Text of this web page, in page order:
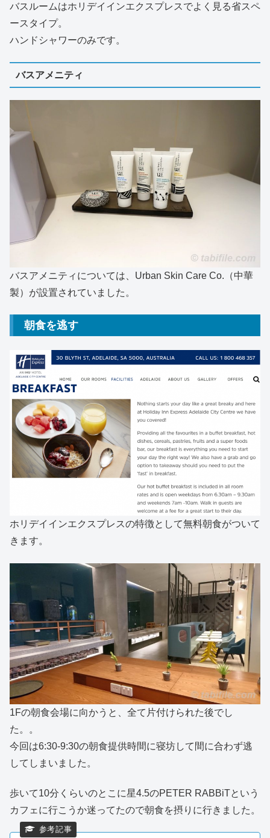
バスルームはホリデイインエクスプレスでよく見る省スペ
ースタイプ。
ハンドシャワーのみです。
バスアメニティ
バスアメニティについては、Urban Skin Care Co.（中華
製）が設置されていました。
朝食を逃す
ホリデイインエクスプレスの特徴として無料朝食がついて
きます。
1Fの朝食会場に向かうと、全て片付けられた後でし
た。。
今回は6:30-9:30の朝食提供時間に寝坊して間に合わず逃
してしまいました。
歩いて10分くらいのとこに星4.5のPETER RABBiTという
カフェに行こうか迷ってたので朝食を摂りに行きました。